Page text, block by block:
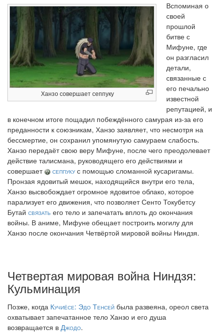
Ханзо совершает сеппуку
Вспоминая о
своей
прошлой
битве с
Мифуне, где
он разгласил
детали,
связанные с
его печально
известной
репутацией, и
в конечном итоге пощадил побеждённого самурая из-за его
преданности к союзникам, Ханзо заявляет, что несмотря на
бессмертие, он сохранил упомянутую самураем слабость.
Ханзо передаёт свою веру Мифуне, после чего преодолевает
действие талисмана, руководящего его действиями и
совершает
сеппукус помощью сломанной кусаригамы.
Пронзая ядовитый мешок, находящийся внутри его тела,
Ханзо высвобождает огромное ядовитое облако, которое
парализует его движения, что позволяет Сенто Токубетсу
Бутай связать его тело и запечатать вплоть до окончания
войны. В аниме, Мифуне обещает построить могилу для
Ханзо после окончания Четвёртой мировой войны Ниндзя.
Четвертая мировая война Ниндзя:
Кульминация
Позже, когда Кучиёсе: Эдо Тенсей была развеяна, ореол света
охватывает запечатанное тело Ханзо и его душа
возвращается в Джодо.